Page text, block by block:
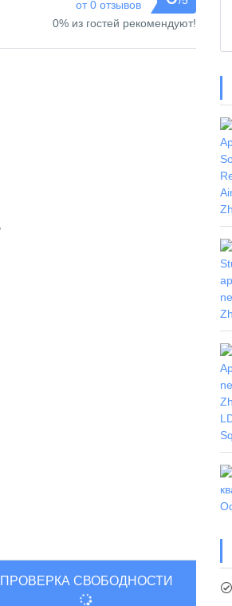
от 0 отзывов
0% из гостей рекомендуют!
ПРОВЕРКА СВОБОДНОСТИ